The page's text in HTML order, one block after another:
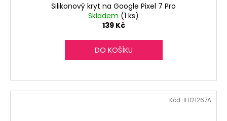
Silikonový kryt na Google Pixel 7 Pro
Skladem (1 ks)
139 Kč
DO KOŠÍKU
Kód: IH121267A